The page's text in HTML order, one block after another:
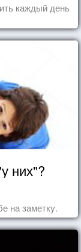
каждый день
них"?
на заметку.